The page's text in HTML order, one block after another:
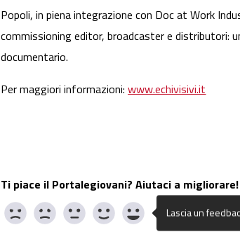
Popoli, in piena integrazione con Doc at Work
commissioning editor, broadcaster e distributori:
documentario.
Per maggiori informazioni:www.echivisivi.it
Ti piace il Portalegiovani? Aiutaci a migliorare!